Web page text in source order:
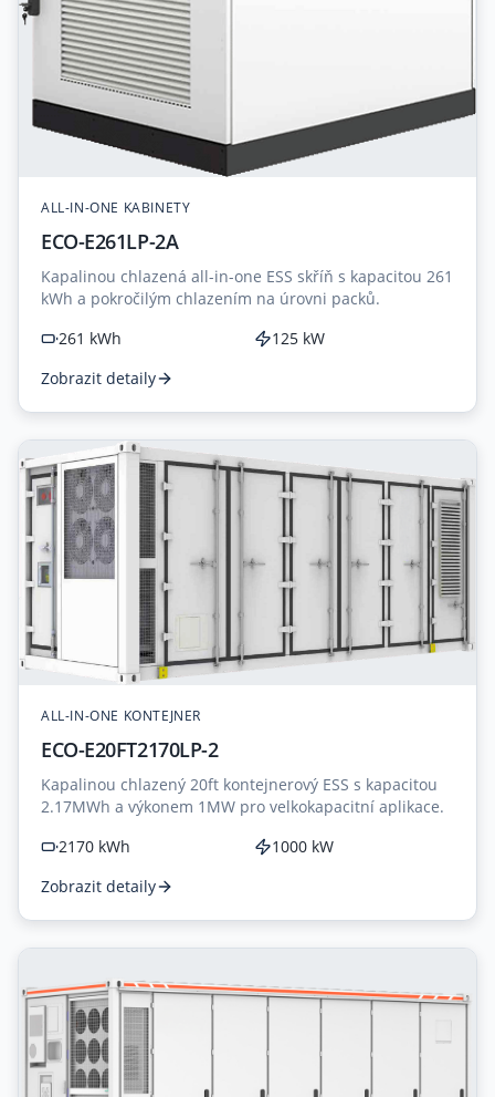
ALL-IN-ONE KABINETY
ECO-E261LP-2A
Kapalinou chlazená all-in-one ESS skříň s kapacitou 261
kWh a pokročilým chlazením na úrovni packů.
261 kWh
125 kW
Zobrazit detaily
ALL-IN-ONE KONTEJNER
ECO-E20FT2170LP-2
Kapalinou chlazený 20ft kontejnerový ESS s kapacitou
2.17MWh a výkonem 1MW pro velkokapacitní aplikace.
2170 kWh
1000 kW
Zobrazit detaily